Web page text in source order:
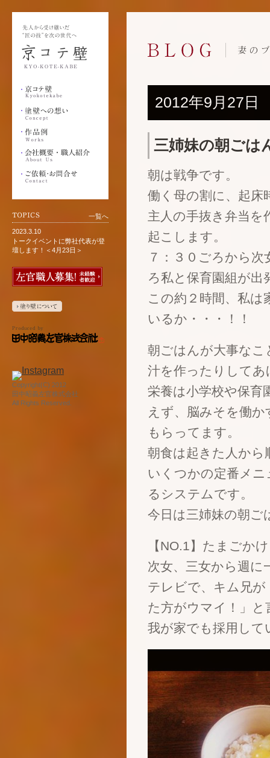
一覧へ
2023.3.10
トークイベントに弊社代表が登
壇します！＜4月23日＞
Copyright(C) 2012
田中昭義左官株式会社
All Rights Reserved.
2012年9月27日
三姉妹の朝ごは
朝は戦争です。
働く母の割に、起床
主人の手抜き弁当を
起こします。
７：３０ごろから
ろ私と保育園組が出
この約２時間、私
いるか・・・！！
朝ごはんが大事なこ
汁を作ったりして
栄養は小学校や保育
えず、脳みそを働
もらってます。
朝食は起きた人から
いくつかの定番メ
るシステムです。
今日は三姉妹の朝ご
【NO.1】たまごか
次女、三女から週に
テレビで、キム兄
た方がウマイ！」
我が家でも採用して